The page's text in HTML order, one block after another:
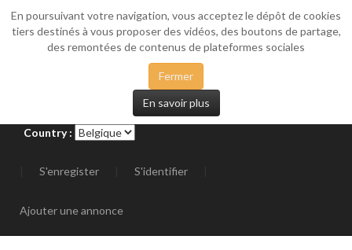
En poursuivant votre navigation, vous acceptez le dépôt de cookies
tiers destinés à vous proposer des vidéos, des boutons de partage,
des remontées de contenus de plateformes sociales
Fermer
En savoir plus
Country :
S'enregister S'identifier
Ajouter une annonce